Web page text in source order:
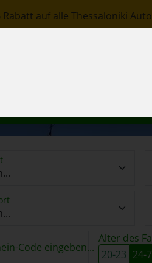
Rabatt auf alle Thessaloniki
Code eingeben...
Alter des
20-23 24-